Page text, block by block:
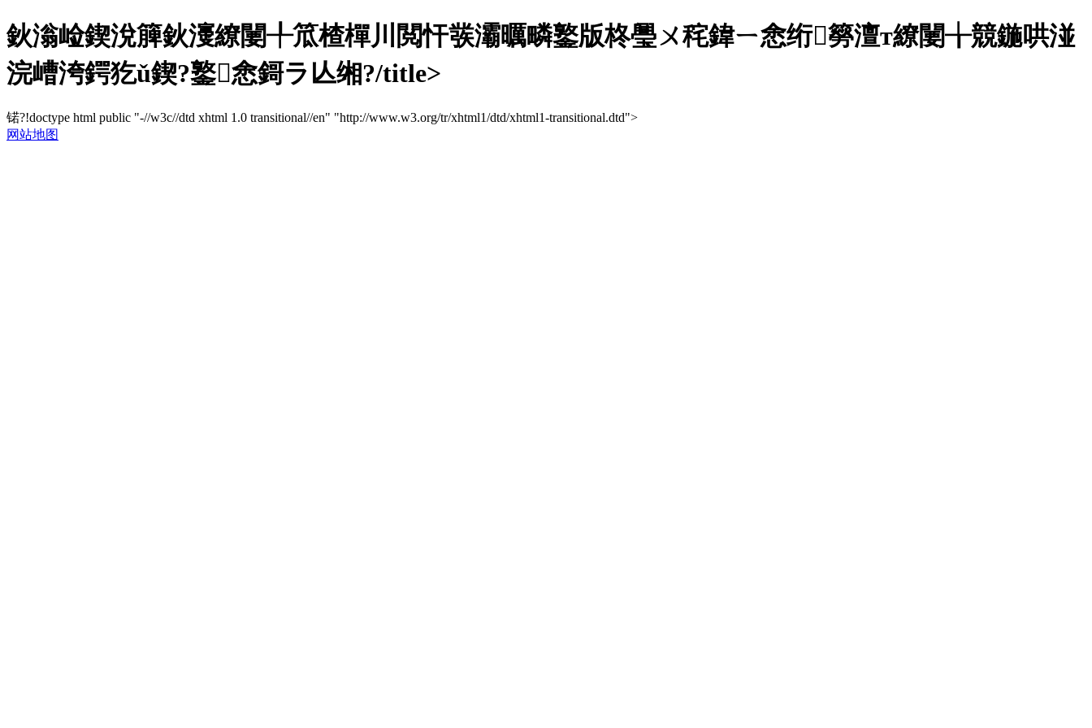
鈥滃崄鍥涗簲鈥濅繚闄╀笟楂樿川閲忓彂灞曞疄鐜版柊璺ㄨ秺鍏ㄧ悆绗簩澶т繚闄╁競鍦哄湴
浣嶆洿鍔犵ǔ鍥?鐜悆鎶ラ亾缃?/title>
锘?!doctype html public "-//w3c//dtd xhtml 1.0 transitional//en" "http://www.w3.org/tr/xhtml1/dtd/xhtml1-transitional.dtd">
网站地图